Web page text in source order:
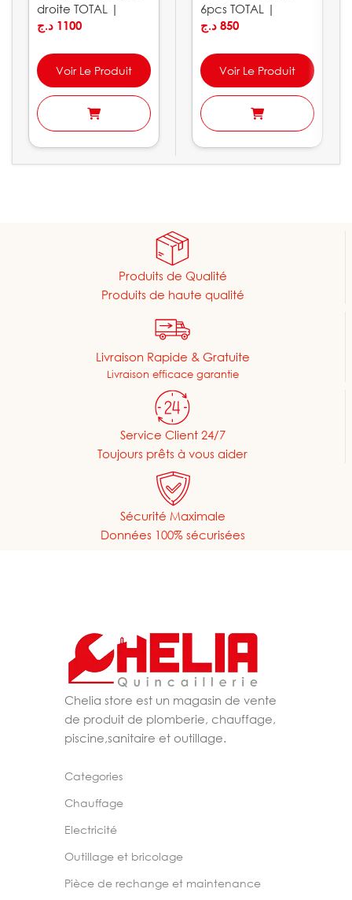
droite TOTAL |
THT523106
1100 د.ج
Voir Le Produit
6pcs TOTAL |
THT250606
850 د.ج
Voir Le Produit
Produits de Qualité
Produits de haute qualité
Livraison Rapide & Gratuite
Livraison efficace garantie
Service Client 24/7
Toujours prêts à vous aider
Sécurité Maximale
Données 100% sécurisées
Chelia store est un magasin de vente
de produit de plomberie, chauffage,
piscine,sanitaire et outillage.
Categories
Chauffage
Electricité
Outillage et bricolage
Pièce de rechange et maintenance